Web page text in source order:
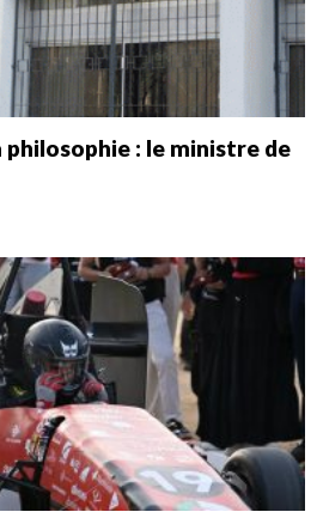
philosophie : le ministre de